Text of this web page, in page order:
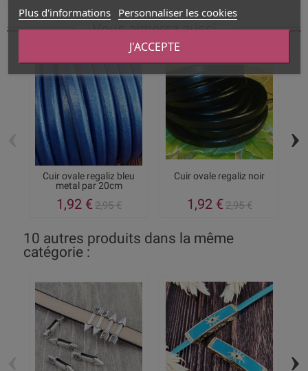
Vous aimerez aussi
Cuir ovale regaliz bleu
metal par 20cm
1,92 €2,95 €
Cuir ovale regaliz noir
1,92 €2,95 €
›
10 autres produits dans la même
catégorie :
›
Plus d'informations Personnaliser les cookies
J'ACCEPTE